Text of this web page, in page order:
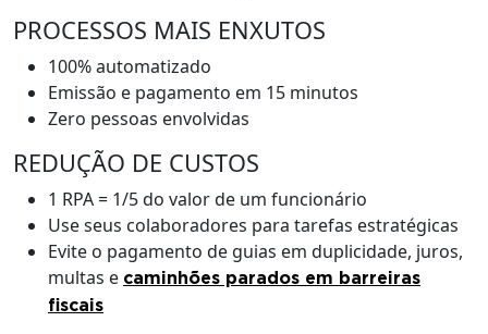
PROCESSOS MAIS ENXUTOS
100% automatizado
Emissão e pagamento em 15 minutos
Zero pessoas envolvidas
REDUÇÃO DE CUSTOS
1 RPA = 1/5 do valor de um funcionário
Use seus colaboradores para tarefas estratégicas
Evite o pagamento de guias em duplicidade, juros,
multas e caminhões parados em barreiras
fiscais